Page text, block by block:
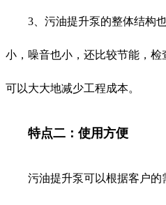
3、污油提升泵的整体结构也
小，噪音也小，还比较节能，
可以大大地减少工程成本。
特点二：使用方便
污油提升泵可以根据客户的